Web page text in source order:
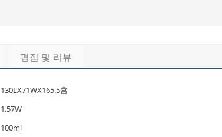
평점 및 리뷰
130LX71WX165.5흠
1.57W
100ml